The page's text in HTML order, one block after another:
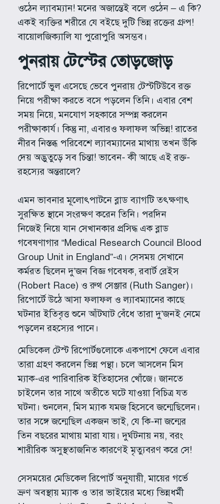
ওঠেন ল্যাবম্যান! মনের অজান্তেই বলে ওঠেন – এ কি?
একই ব্যক্তির শরীরে যে বইছে দুটি ভিন্ন রক্তের গ্রুপ!
বায়োলজিক্যালি যা পুরোপুরি অসম্ভব।
পুনরায় টেস্টের তোড়জোড়
রিপোর্টে ভুল এসেছে ভেবে পুনরায় টেস্টটিউবে রক্ত
নিয়ে পরীক্ষা করতে বসে পড়লেন তিনি। এবার বেশ
সময় নিয়ে, মনযোগ সহকারে সম্পন্ন করলেন
পরীক্ষাকার্য। কিন্তু না, এবারও ফলাফল অভিন্ন! রাতের
নীরব নিস্তব্ধ পরিবেশে ল্যাবম্যানের মাথায় তখন উঁকি
দেয় অদ্ভুতুড়ে সব চিন্তা! ভাবেন- কী আছে এই রক্ত-
রহস্যের অন্তরালে?
এমন ভাবনার মূলোৎপাটনে ব্লাড ব্যাগটি তৎক্ষণাৎ
সুরক্ষিত স্থানে সংরক্ষণ করেন তিনি। পরদিন
নিজেই নিয়ে যান সেখানকার প্রসিদ্ধ এক ব্লাড
গবেষণাগার “Medical Research Council Blood
Group Unit in England”-এ। সেসময় সেখানে
কর্মরত ছিলেন দু’জন বিজ্ঞ গবেষক, রবার্ট রেইস
(Robert Race) ও রুথ সেঞ্জার (Ruth Sanger)।
রিপোর্টে উঠে আসা ফলাফল ও ল্যাবম্যানের কাছে
ঘটনার ইতিবৃত্ত শুনে আঁটঘাট বেঁধে তারা দু’জনই নেমে
পড়লেন রহস্যের পানে।
মেডিকেল টেস্ট রিপোর্টগুলোকে একপাশে ফেলে এবার
তারা গ্রহণ করলেন ভিন্ন পন্থা। চলে আসলেন মিস
ম্যাক-এর পারিবারিক ইতিহাসের খোঁজে। জানতে
চাইলেন তার সাথে অতীতে ঘটে যাওয়া বিচিত্র যত
ঘটনা। শুনলেন, মিস ম্যাক যমজ হিসেবে জন্মেছিলেন।
তার সঙ্গে জন্মেছিল একজন ভাই, যে কি-না জন্মের
তিন বছরের মাথায় মারা যায়। দুর্ঘটনায় নয়, বরং
শারীরিক অসুস্থতাজনিত কারণেই মৃত্যুবরণ করে সে!
সেসময়ের মেডিকেল রিপোর্ট অনুযায়ী, মায়ের গর্ভে
ভ্রুণ অবস্থায় ম্যাক ও তার ভাইয়ের মধ্যে ভিন্নধর্মী